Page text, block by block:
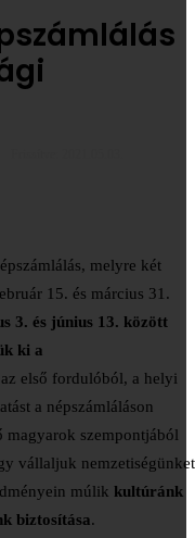
melyre két
15. és március 31.
3. és június 13. között
ki a
első fordulóból, a helyi
a népszámláláson
magyarok szempontjából
vállaljuk nemzetiségünket
múlik kultúránk
biztosítása.